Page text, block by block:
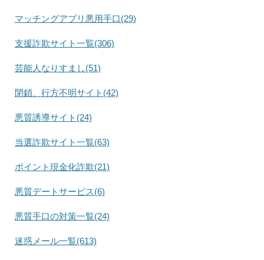
マッチングアプリ悪用手口(29)
支援詐欺サイト一覧(306)
芸能人なりすまし(51)
閉鎖、行方不明サイト(42)
悪質誘導サイト(24)
当選詐欺サイト一覧(63)
ポイント現金化詐欺(21)
悪質デートサービス(6)
悪質手口の対策一覧(24)
迷惑メール一覧(613)